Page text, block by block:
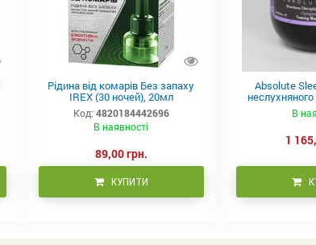
Рідина від комарів Без запаху
IREX (30 ночей), 20мл
Код: 4820184442696
В наявності
89,00 грн.
КУПИТИ
Absolute
В
1